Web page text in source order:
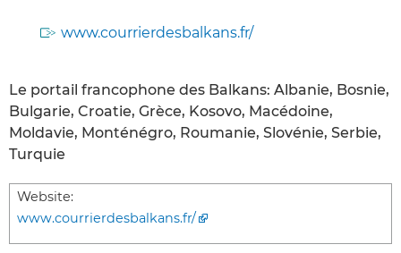
www.courrierdesbalkans.fr/
Le portail francophone des Balkans: Albanie, Bosnie,
Bulgarie, Croatie, Grèce, Kosovo, Macédoine,
Moldavie, Monténégro, Roumanie, Slovénie, Serbie,
Turquie
Website:
www.courrierdesbalkans.fr/